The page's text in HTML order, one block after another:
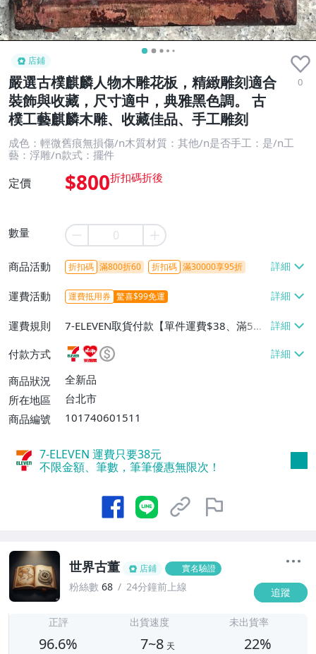
店鋪
嚴選古樸麒麟人物木雕花板，精緻雕刻適合
裝飾與收藏，尺寸適中，典雅黑色調。 古
樸工藝麒麟木雕、收藏佳品、手工雕刻
0
成色：輕微舊痕無損傷/n木質材質：其他/n是否手工：是/n工
藝：浮雕/n款式：擺件
定價 $800
數量
商品活動 折扣碼 滿800折60 折扣碼 滿30000享95折
運費活動 運費抵用券 驚喜$99免運
運費規則
7-ELEVEN取貨付款【單件運費$38、滿5件
或消費滿$1298免運費】、7-ELEVEN取貨
不付款【免運費】、萊爾富取貨付款【單件
運費$60、滿5件或消費滿$1298免運
費】、宅配/貨運【單件運費$120、滿5件
付款方式
商品狀況
全新品
所在地區
台北市
商品編號
101740601511
7-ELEVEN 運費只要38元
不限金額、筆數，筆筆優惠無限次！
世界古董 店鋪 實名驗證
粉絲數 68 24分鐘前上線 追蹤
正評
96.6%
出貨速度
7~8 天
未出貨率
22%